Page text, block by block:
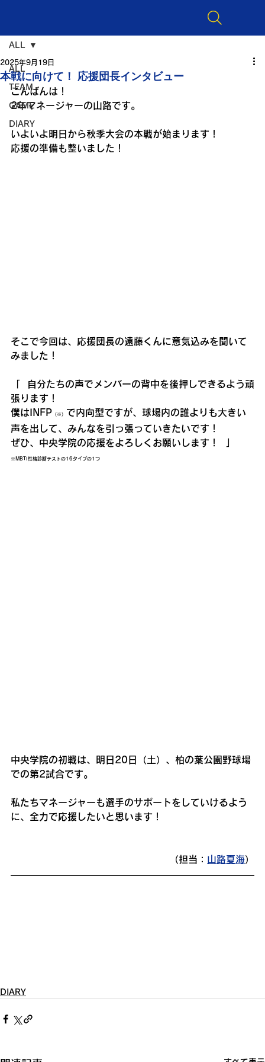
ALL
TEAM
GAME
DIARY
ALL
本戦に向けて！ 応援団長インタビュー
2025年9月19日
こんばんは！
2年マネージャーの山路です。
いよいよ明日から秋季大会の本戦が始まります！
応援の準備も整いました！
そこで今回は、応援団長の遠藤くんに意気込みを聞いて
みました！
「  自分たちの声でメンバーの背中を後押しできるよう頑
張ります！
僕はINFP （※）
で内向型ですが、球場内の誰よりも大きい
声を出して、みんなを引っ張っていきたいです！
ぜひ、中央学院の応援をよろしくお願いします！  」
※MBTI性格診断テストの16タイプの1つ
中央学院の初戦は、明日20日（土）、柏の葉公園野球場
での第2試合です。
私たちマネージャーも選手のサポートをしていけるよう
に、全力で応援したいと思います！
（担当： 山路夏海）
DIARY